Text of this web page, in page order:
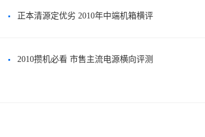
正本清源定优劣 2010年中端机箱横评
2010攒机必看 市售主流电源横向评测